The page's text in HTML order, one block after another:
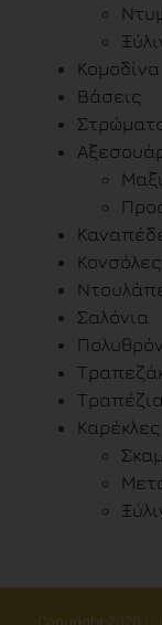
Κομοδίνα
Βάσεις
Κονσόλες
Σαλόνια
Τραπέζια
Καρέκλες
Copyright 2026